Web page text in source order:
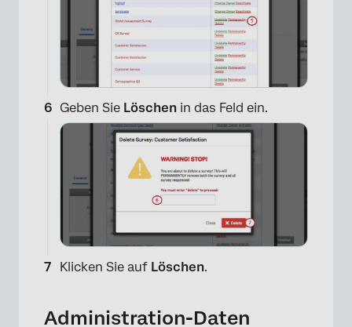
×
Geben Sie Löschen in das Feld ein.
Klicken Sie auf Löschen.
Administration-Daten